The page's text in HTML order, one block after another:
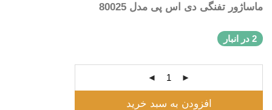
ماساژور تفنگی دی اس پی مدل 80025
2 در انبار
افزودن به سبد خرید